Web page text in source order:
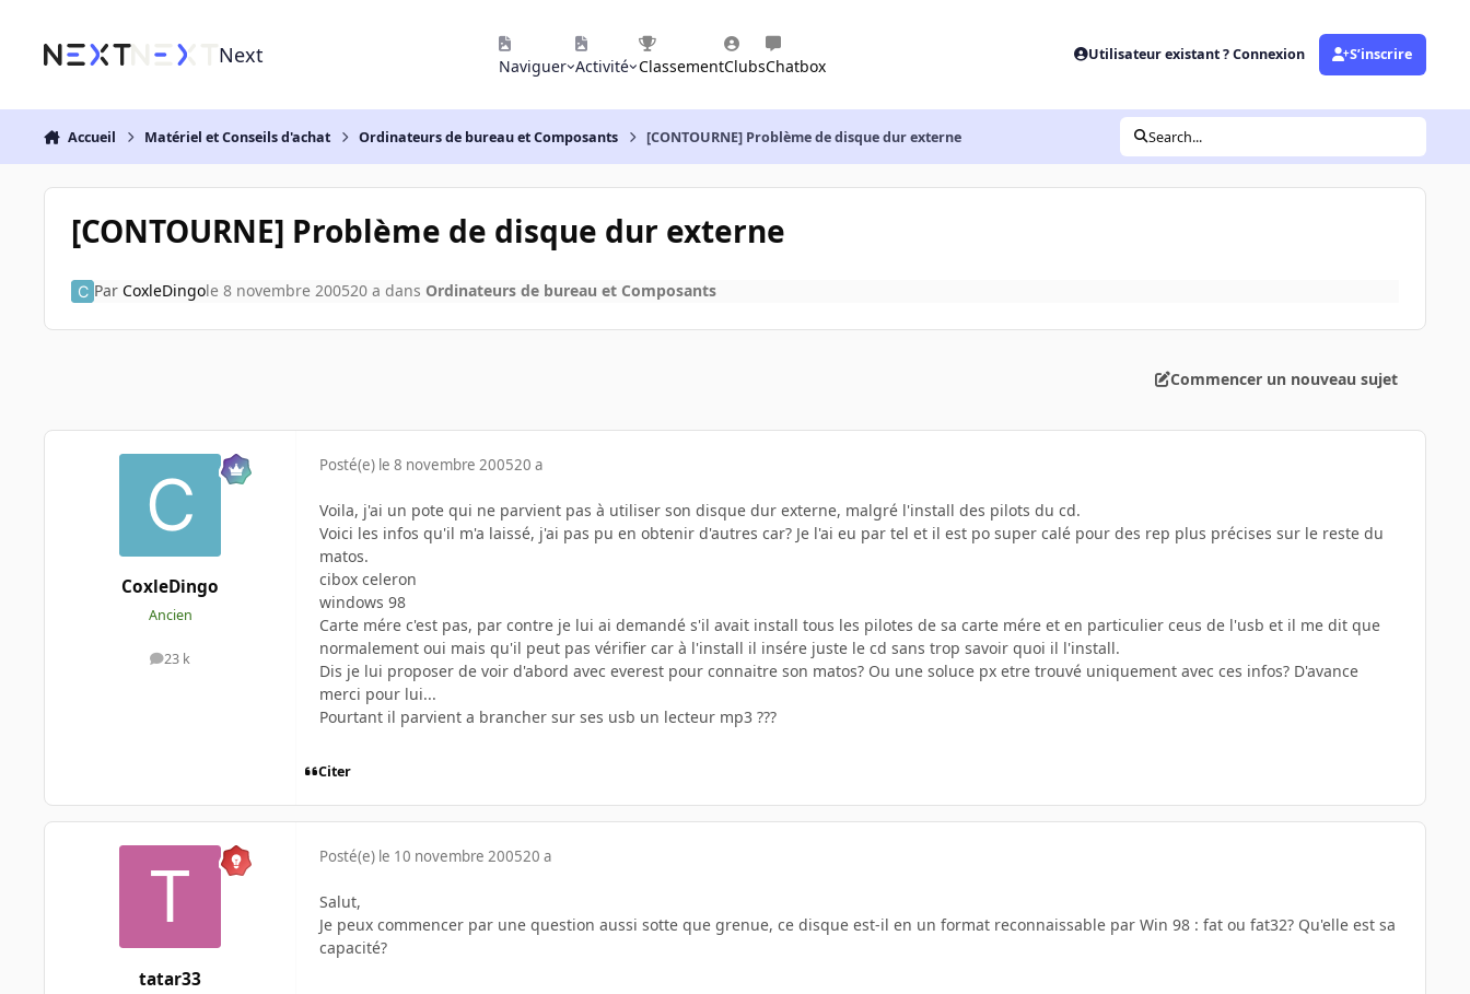
Next Naviguer Activité ClassementClubsChatbox
Utilisateur existant ? Connexion S’inscrire
Accueil Matériel et Conseils d'achat Ordinateurs de bureau et Composants [CONTOURNE] Problème de disque dur externe Search...
[CONTOURNE] Problème de disque dur externe
Par CoxleDingole 8 novembre 200520 a dans Ordinateurs de bureau et Composants
Commencer un nouveau sujet
CoxleDingo
Ancien
23 k
messages
Posté(e) le 8 novembre 200520 a
Voila, j'ai un pote qui ne parvient pas à utiliser son disque dur externe, malgré l'install des pilots du cd.
Voici les infos qu'il m'a laissé, j'ai pas pu en obtenir d'autres car? Je l'ai eu par tel et il est po super calé pour des rep plus précises sur le reste du
matos.
cibox celeron
windows 98
Carte mére c'est pas, par contre je lui ai demandé s'il avait install tous les pilotes de sa carte mére et en particulier ceus de l'usb et il me dit que
normalement oui mais qu'il peut pas vérifier car à l'install il insére juste le cd sans trop savoir quoi il l'install.
Dis je lui proposer de voir d'abord avec everest pour connaitre son matos? Ou une soluce px etre trouvé uniquement avec ces infos? D'avance
merci pour lui...
Pourtant il parvient a brancher sur ses usb un lecteur mp3 ???
Citer
tatar33
Posté(e) le 10 novembre 200520 a
Salut,
Je peux commencer par une question aussi sotte que grenue, ce disque est-il en un format reconnaissable par Win 98 : fat ou fat32? Qu'elle est sa
capacité?